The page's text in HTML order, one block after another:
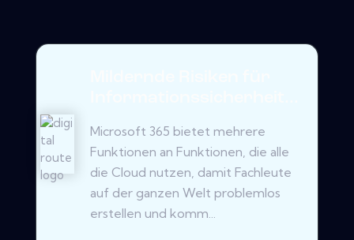
Microsoft 365 bietet mehrere
Funktionen an Funktionen, die alle
die Cloud nutzen, damit Fachleute
auf der ganzen Welt problemlos
erstellen und komm...